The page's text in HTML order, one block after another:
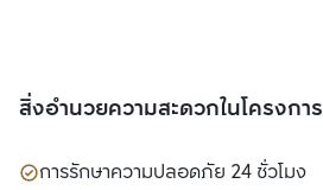
สิ่งอำนวยความสะดวกในโครงการ
การรักษาความปลอดภัย 24 ชั่วโมง